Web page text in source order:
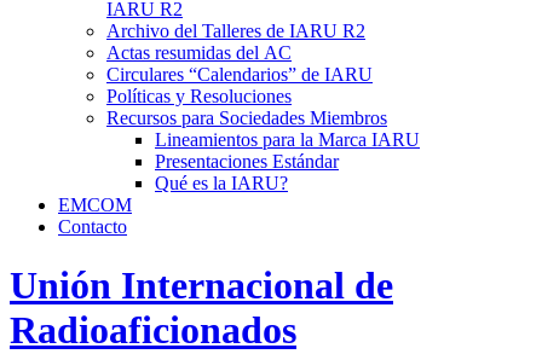
IARU R2
Archivo del Talleres de IARU R2
Actas resumidas del AC
Circulares “Calendarios” de IARU
Políticas y Resoluciones
Recursos para Sociedades Miembros
Lineamientos para la Marca IARU
Presentaciones Estándar
Qué es la IARU?
EMCOM
Contacto
Unión Internacional de
Radioaficionados